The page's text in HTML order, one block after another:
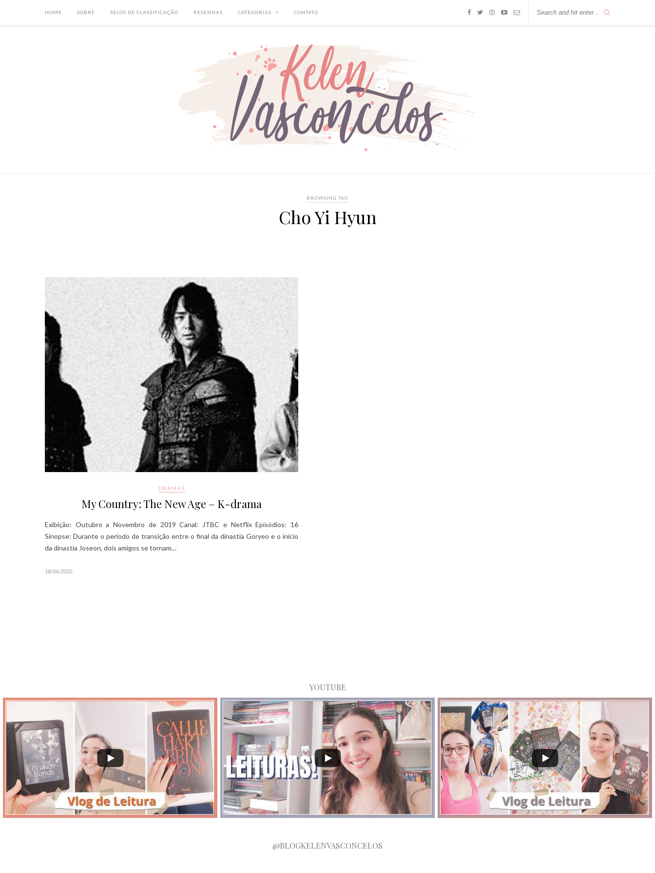
HOME SOBRE SELOS DE CLASSIFICAÇÃO RESENHAS CATEGORIAS CONTATO
BROWSING TAG
Cho Yi Hyun
DRAMAS
My Country: The New Age – K-drama
Exibição: Outubro a Novembro de 2019 Canal: JTBC e Netflix Episódios: 16
Sinopse: Durante o período de transição entre o final da dinastia Goryeo e o início
da dinastia Joseon, dois amigos se tornam…
18/06/2020
YOUTUBE
@BLOGKELENVASCONCELOS